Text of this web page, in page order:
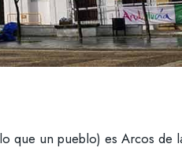
que un pueblo) es Arcos de